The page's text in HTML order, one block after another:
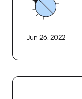
Jun 26, 2022